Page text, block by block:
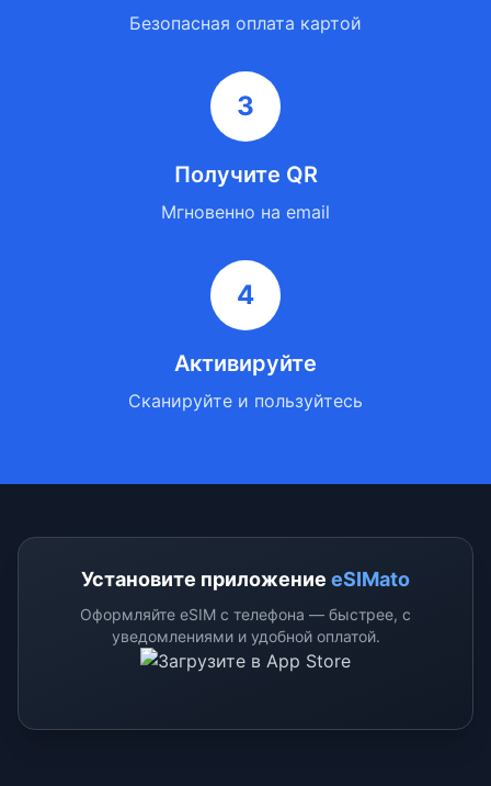
Безопасная оплата картой
3
Получите QR
Мгновенно на email
4
Активируйте
Сканируйте и пользуйтесь
Установите приложение eSIMato
Оформляйте eSIM с телефона — быстрее, с
уведомлениями и удобной оплатой.